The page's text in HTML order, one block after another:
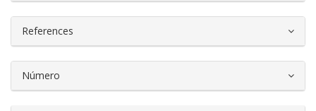
References
Número